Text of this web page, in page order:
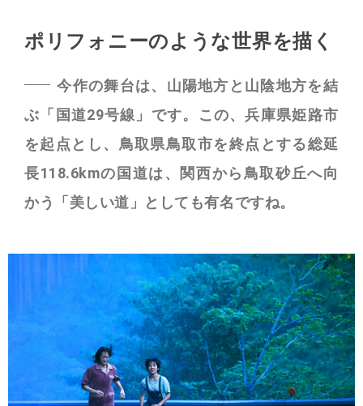
ポリフォニーのような世界を描く
今作の舞台は、山陽地方と山陰地方を結
ぶ「国道29号線」です。この、兵庫県姫路市
を起点とし、鳥取県鳥取市を終点とする総延
長118.6kmの国道は、関西から鳥取砂丘へ向
かう「美しい道」としても有名ですね。